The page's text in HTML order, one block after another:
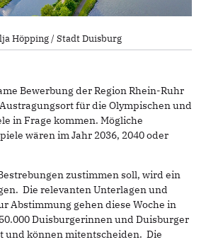
Höpping / Stadt Duisburg
Bewerbung der Region Rhein-Ruhr
für die Olympischen und
in Frage kommen. Mögliche
wären im Jahr 2036, 2040 oder
zustimmen soll, wird ein
Die relevanten Unterlagen und
Abstimmung gehen diese Woche in
Duisburgerinnen und Duisburger
und können mitentscheiden. Die